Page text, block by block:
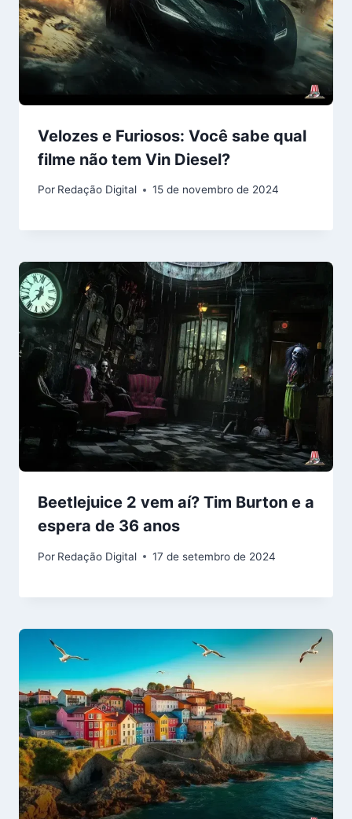
Velozes e Furiosos: Você sabe qual
filme não tem Vin Diesel?
Por Redação Digital 15 de novembro de 2024
Beetlejuice 2 vem aí? Tim Burton e a
espera de 36 anos
Por Redação Digital 17 de setembro de 2024